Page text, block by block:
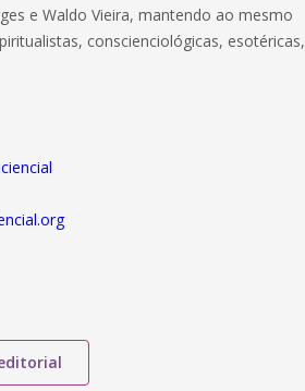
e Waldo Vieira, mantendo ao mesmo
conscienciológicas, esotéricas,